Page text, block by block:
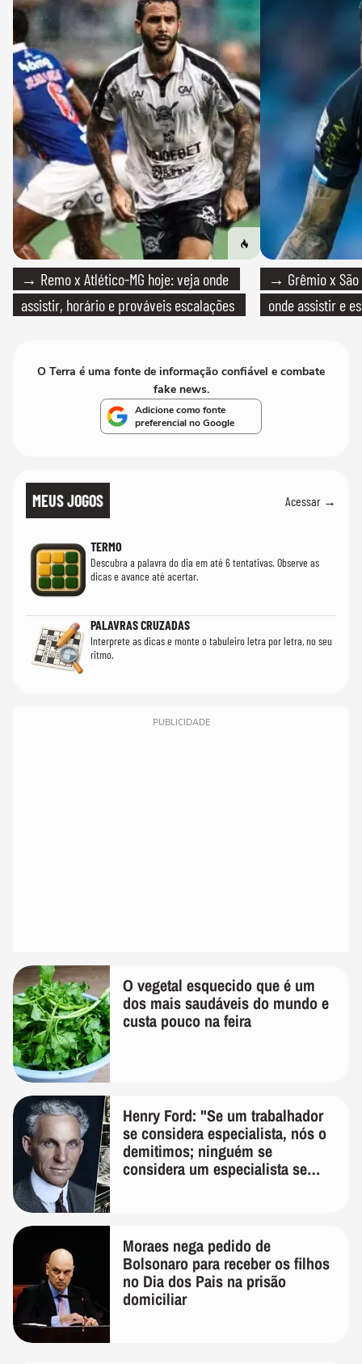
→ Remo x Atlético-MG hoje: veja onde
assistir, horário e prováveis escalações
→ Grêmio x São
onde assistir e
O Terra é uma fonte de informação confiável e combate
fake news.
Adicione como fonte
preferencial no Google
MEUS JOGOS Acessar →
TERMO
Descubra a palavra do dia em até 6 tentativas. Observe as
dicas e avance até acertar.
PALAVRAS CRUZADAS
Interprete as dicas e monte o tabuleiro letra por letra, no seu
ritmo.
PUBLICIDADE
O vegetal esquecido que é um
dos mais saudáveis do mundo e
custa pouco na feira
Henry Ford: "Se um trabalhador
se considera especialista, nós o
demitimos; ninguém se
considera um especialista se
Moraes nega pedido de
Bolsonaro para receber os filhos
no Dia dos Pais na prisão
domiciliar